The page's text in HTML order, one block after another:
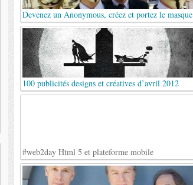
Devenez un Anonymous, créez et portez le masque
100 publicités designs et créatives d’avril 2012
#web2day Html 5 et plateforme mobile